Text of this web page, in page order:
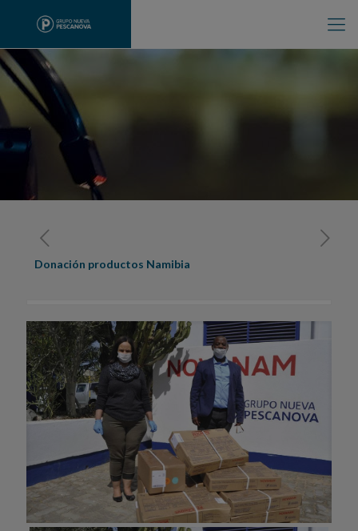
Donación productos Namibia